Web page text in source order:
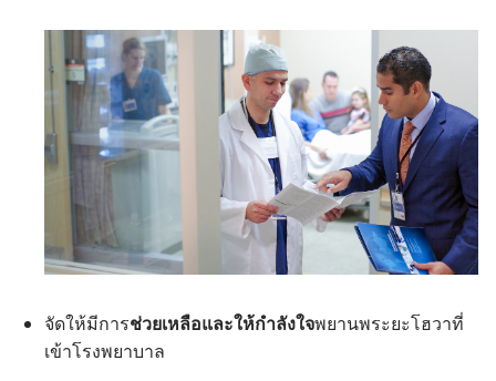
จัด​ให้​มี​การ​ช่วยเหลือ​และ​ให้​กำลังใจ​พยาน​พระ​ยะโฮวา​ที่​
เข้า​โรง​พยาบาล